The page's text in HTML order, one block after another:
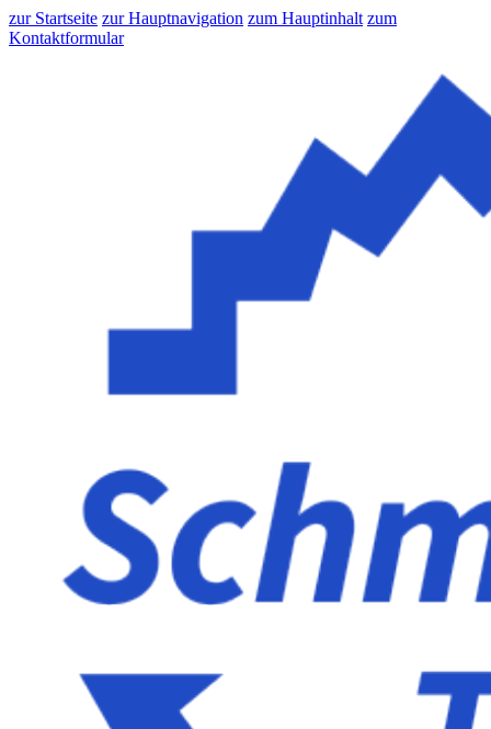
zur Startseite zur Hauptnavigation zum Hauptinhalt zum
Kontaktformular